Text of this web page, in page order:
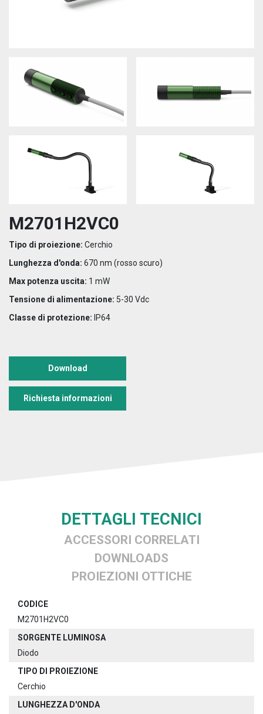
M2701H2VC0
Tipo di proiezione: Cerchio
Lunghezza d'onda: 670 nm (rosso scuro)
Max potenza uscita: 1 mW
Tensione di alimentazione: 5-30 Vdc
Classe di protezione: IP64
Download
Richiesta informazioni
DETTAGLI TECNICI
ACCESSORI CORRELATI
DOWNLOADS
PROIEZIONI OTTICHE
CODICE
M2701H2VC0
SORGENTE LUMINOSA
Diodo
TIPO DI PROIEZIONE
Cerchio
LUNGHEZZA D'ONDA